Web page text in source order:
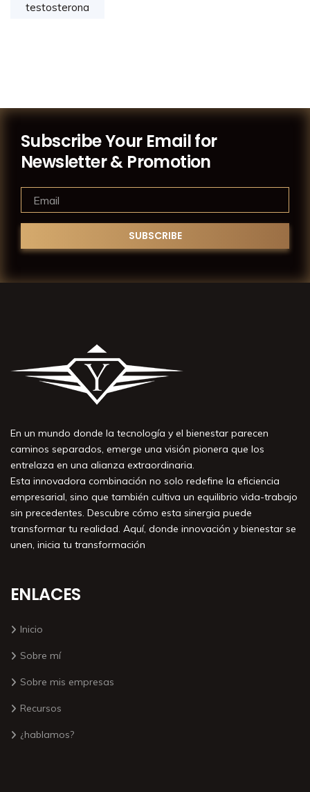
testosterona
Subscribe Your Email for
Newsletter & Promotion
En un mundo donde la tecnología y el bienestar parecen
caminos separados, emerge una visión pionera que los
entrelaza en una alianza extraordinaria.
Esta innovadora combinación no solo redefine la eficiencia
empresarial, sino que también cultiva un equilibrio vida-trabajo
sin precedentes. Descubre cómo esta sinergia puede
transformar tu realidad. Aquí, donde innovación y bienestar se
unen, inicia tu transformación
ENLACES
Inicio
Sobre mí
Sobre mis empresas
Recursos
¿hablamos?